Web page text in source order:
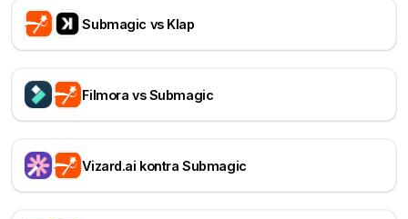
Submagic vs Klap
Filmora vs Submagic
Vizard.ai kontra Submagic